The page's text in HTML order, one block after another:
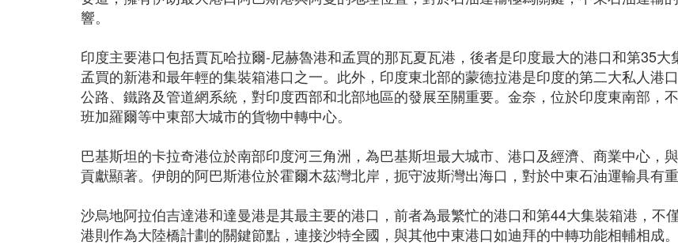
響。
印度主要港口包括賈瓦哈拉爾-尼赫魯港和孟買的那瓦夏瓦港，後者是印度最大的港口和第35
孟買的新港和最年輕的集裝箱港口之一。此外，印度東北部的蒙德拉港是印度的第二大私人港
公路、鐵路及管道網系統，對印度西部和北部地區的發展至關重要。金奈，位於印度東南部，
班加羅爾等中東部大城市的貨物中轉中心。
巴基斯坦的卡拉奇港位於南部印度河三角洲，為巴基斯坦最大城市、港口及經濟、商業中心，
貢獻顯著。伊朗的阿巴斯港位於霍爾木茲灣北岸，扼守波斯灣出海口，對於中東石油運輸具有重
沙烏地阿拉伯吉達港和達曼港是其最主要的港口，前者為最繁忙的港口和第44大集裝箱港，不
港則作為大陸橋計劃的關鍵節點，連接沙特全國，與其他中東港口如迪拜的中轉功能相輔相成。